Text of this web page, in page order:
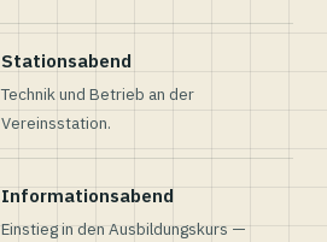
Stationsabend
Technik und Betrieb an der
Vereinsstation.
Informationsabend
Einstieg in den Ausbildungskurs —